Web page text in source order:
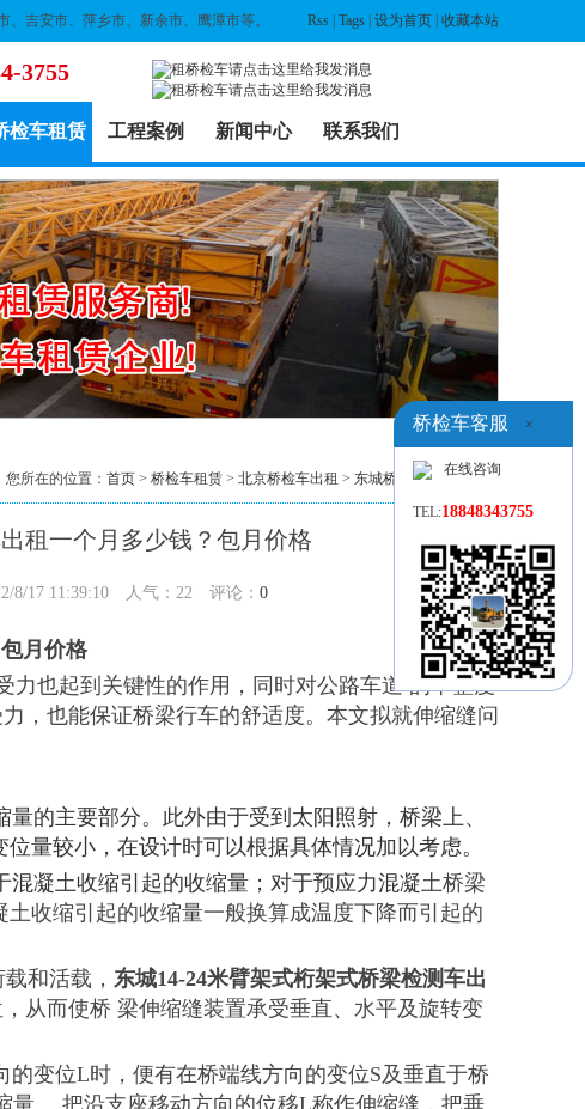
吉安市、萍乡市、新余市、鹰潭市等。 Rss Tags 设为首页 收藏本站
3755
检车租赁 工程案例 新闻中心 联系我们
您所在的位置： 首页 > 桥检车租赁 > 北京桥检车出租 > 东城桥检车出租> 列表
租一个月多少钱？包月价格
17 11:39:10 人气： 22 评论： 0
月价格
也起到关键性的作用，同时对公路车道 的平整度
，也能保证桥梁行车的舒适度。本文拟就伸缩缝问
的主要部分。此外由于受到太阳照射，桥梁上、
量较小，在设计时可以根据具体情况加以考虑。
凝土收缩引起的收缩量；对于预应力混凝土桥梁
收缩引起的收缩量一般换算成温度下降而引起的
和活载， 东城14-24米臂架式桁架式桥梁检测车出
从而使桥 梁伸缩缝装置承受垂直、水平及旋转变
变位L时，便有在桥端线方向的变位S及垂直于桥
量。 把沿支座移动方向的位移L称作伸缩缝，把垂
桥检车客服 ×
在线咨询
TEL:18848343755